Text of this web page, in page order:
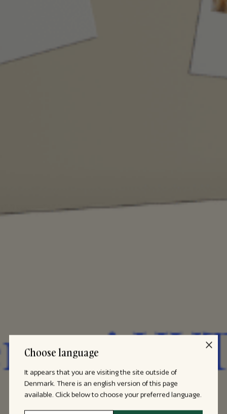
Choose language
It appears that you are visiting the site outside of
Denmark. There is an english version of this page
available. Click below to choose your preferred language.